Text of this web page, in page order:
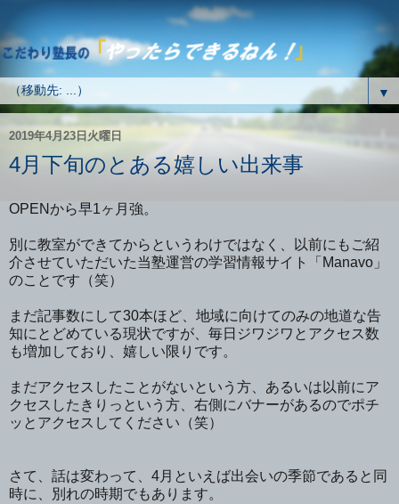
▼
2019年4月23日火曜日
4月下旬のとある嬉しい出来事
OPENから早1ヶ月強。
別に教室ができてからというわけではなく、以前にもご紹
介させていただいた当塾運営の学習情報サイト「Manavo」
のことです（笑）
まだ記事数にして30本ほど、地域に向けてのみの地道な告
知にとどめている現状ですが、毎日ジワジワとアクセス数
も増加しており、嬉しい限りです。
まだアクセスしたことがないという方、あるいは以前にア
クセスしたきりっという方、右側にバナーがあるのでポチ
ッとアクセスしてください（笑）
さて、話は変わって、4月といえば出会いの季節であると同
時に、別れの時期でもあります。